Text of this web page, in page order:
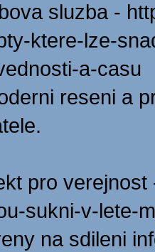
sluzba -
ktere-lze-
a-casu
reseni a
pro
sukni-v-lete-
na sdileni